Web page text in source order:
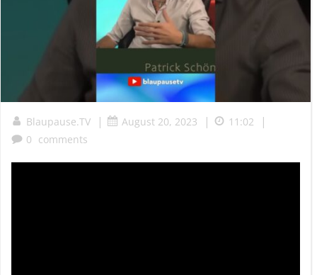
Blaupause.TV | August 20, 2023 | 11:02 |
0 comments